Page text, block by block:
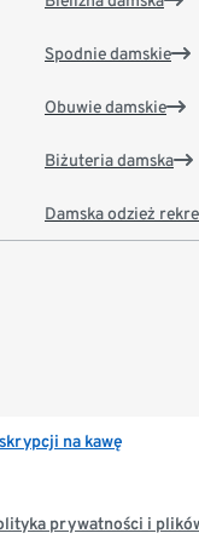
Spodnie damskie
Obuwie damskie
Biżuteria damska
Damska odzież
na kawę
prywatności i